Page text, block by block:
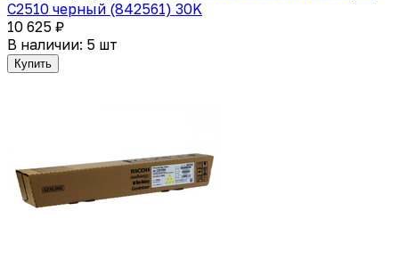
C2510 черный (842561) 30K
10 625 ₽
В наличии: 5 шт
Купить